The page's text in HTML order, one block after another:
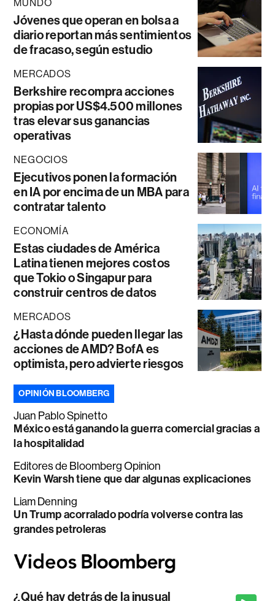
MUNDO
Jóvenes que operan en bolsa a
diario reportan más sentimientos
de fracaso, según estudio
MERCADOS
Berkshire recompra acciones
propias por US$4.500 millones
tras elevar sus ganancias
operativas
NEGOCIOS
Ejecutivos ponen la formación
en IA por encima de un MBA para
contratar talento
ECONOMÍA
Estas ciudades de América
Latina tienen mejores costos
que Tokio o Singapur para
construir centros de datos
MERCADOS
¿Hasta dónde pueden llegar las
acciones de AMD? BofA es
optimista, pero advierte riesgos
OPINIÓN BLOOMBERG
Juan Pablo Spinetto
México está ganando la guerra comercial gracias a
la hospitalidad
Editores de Bloomberg Opinion
Kevin Warsh tiene que dar algunas explicaciones
Liam Denning
Un Trump acorralado podría volverse contra las
grandes petroleras
¿Qué hay detrás de la inusual